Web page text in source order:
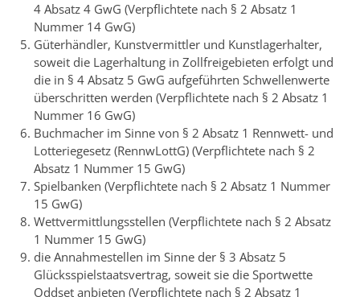
4 Absatz 4 GwG (Verpflichtete nach § 2 Absatz 1
Nummer 14 GwG)
Güterhändler, Kunstvermittler und Kunstlagerhalter,
soweit die Lagerhaltung in Zollfreigebieten erfolgt und
die in § 4 Absatz 5 GwG aufgeführten Schwellenwerte
überschritten werden (Verpflichtete nach § 2 Absatz 1
Nummer 16 GwG)
Buchmacher im Sinne von § 2 Absatz 1 Rennwett- und
Lotteriegesetz (RennwLottG) (Verpflichtete nach § 2
Absatz 1 Nummer 15 GwG)
Spielbanken (Verpflichtete nach § 2 Absatz 1 Nummer
15 GwG)
Wettvermittlungsstellen (Verpflichtete nach § 2 Absatz
1 Nummer 15 GwG)
die Annahmestellen im Sinne der § 3 Absatz 5
Glücksspielstaatsvertrag, soweit sie die Sportwette
Oddset anbieten (Verpflichtete nach § 2 Absatz 1